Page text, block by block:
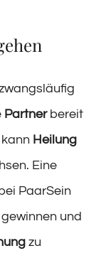
Partnerbereit
Heilung
Eine
bei PaarSein
und
zu